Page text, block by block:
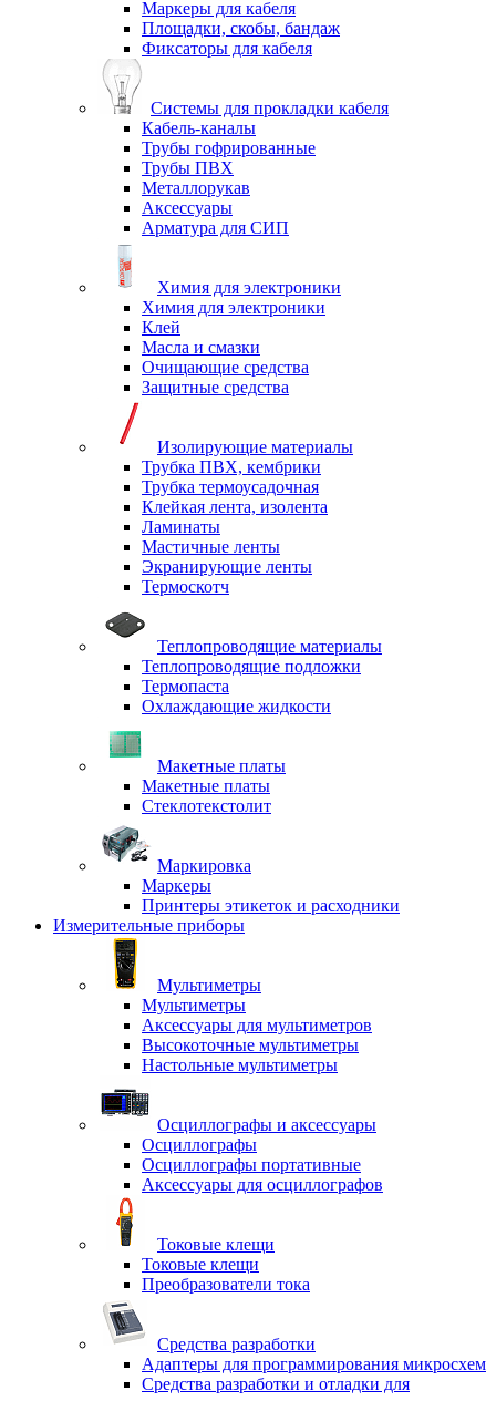
Маркеры для кабеля
Площадки, скобы, бандаж
Фиксаторы для кабеля
Системы для прокладки кабеля
Кабель-каналы
Трубы гофрированные
Трубы ПВХ
Металлорукав
Аксессуары
Арматура для СИП
Химия для электроники
Химия для электроники
Клей
Масла и смазки
Очищающие средства
Защитные средства
Изолирующие материалы
Трубка ПВХ, кембрики
Трубка термоусадочная
Клейкая лента, изолента
Ламинаты
Мастичные ленты
Экранирующие ленты
Термоскотч
Теплопроводящие материалы
Теплопроводящие подложки
Термопаста
Охлаждающие жидкости
Макетные платы
Макетные платы
Стеклотекстолит
Маркировка
Маркеры
Принтеры этикеток и расходники
Измерительные приборы
Мультиметры
Мультиметры
Аксессуары для мультиметров
Высокоточные мультиметры
Настольные мультиметры
Осциллографы и аксессуары
Осциллографы
Осциллографы портативные
Аксессуары для осциллографов
Токовые клещи
Токовые клещи
Преобразователи тока
Средства разработки
Адаптеры для программирования микросхем
Средства разработки и отладки для